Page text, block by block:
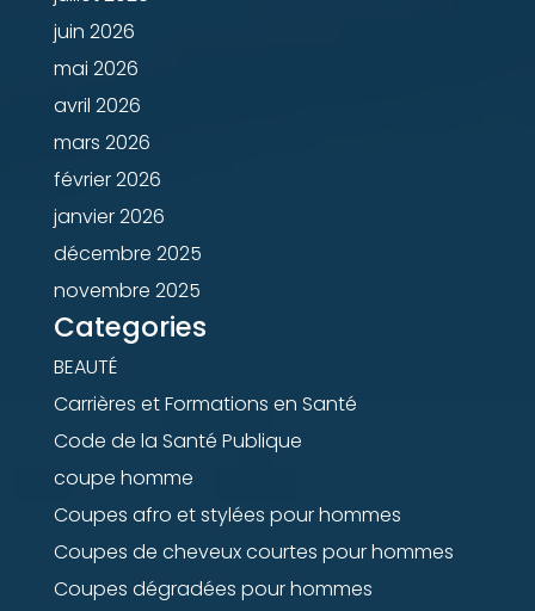
juin 2026
mai 2026
avril 2026
mars 2026
février 2026
janvier 2026
décembre 2025
novembre 2025
Categories
BEAUTÉ
Carrières et Formations en Santé
Code de la Santé Publique
coupe homme
Coupes afro et stylées pour hommes
Coupes de cheveux courtes pour hommes
Coupes dégradées pour hommes